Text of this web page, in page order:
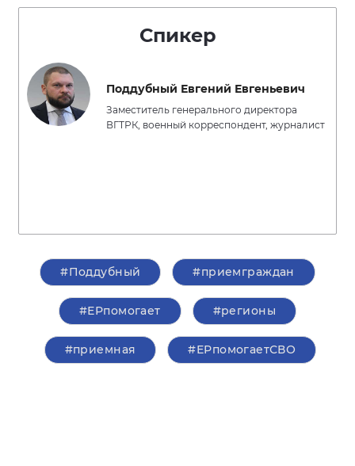
Спикер
Поддубный Евгений Евгеньевич
Заместитель генерального директора
ВГТРК, военный корреспондент, журналист
#Поддубный #приемграждан
#ЕРпомогает #регионы
#приемная #ЕРпомогаетСВО